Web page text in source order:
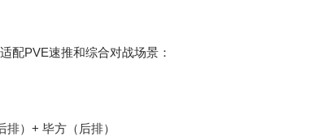
配PVE速推和综合对战场景：
）+ 毕方（后排）